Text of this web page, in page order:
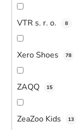
VTR s. r. o. 8
Xero Shoes 78
ZAQQ 15
ZeaZoo Kids 13